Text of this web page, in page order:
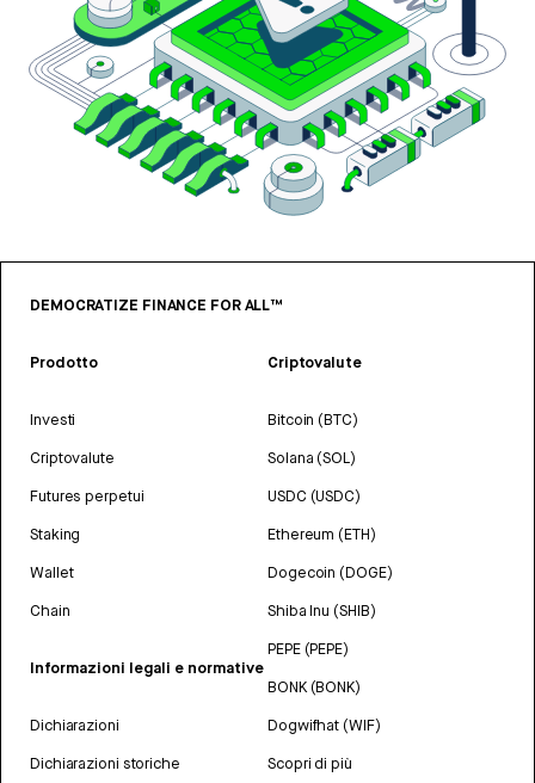
DEMOCRATIZE FINANCE FOR ALL™
Prodotto
Investi
Criptovalute
Futures perpetui
Staking
Wallet
Chain
Informazioni legali e normative
Dichiarazioni
Dichiarazioni storiche
Criptovalute
Bitcoin (BTC)
Solana (SOL)
USDC (USDC)
Ethereum (ETH)
Dogecoin (DOGE)
Shiba Inu (SHIB)
PEPE (PEPE)
BONK (BONK)
Dogwifhat (WIF)
Scopri di più